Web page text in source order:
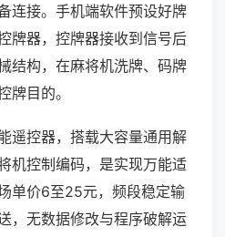
连接。手机端软件预设好牌
牌器，控牌器接收到信号后
结构，在麻将机洗牌、码牌
牌目的。
遥控器，搭载大容量通用解
机控制编码，是实现万能适
单价6至25元，频段稳定输
，无数据修改与程序破解运